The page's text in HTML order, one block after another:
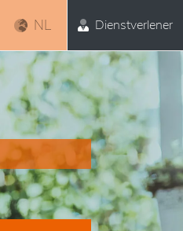
NL Dienstverlener